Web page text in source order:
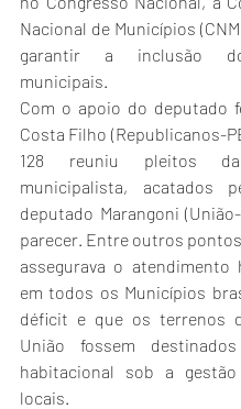
Nacional de Municípios
garantir a inclusão
municipais.
Com o apoio do deputado
Costa Filho (Republicanos-
128 reuniu pleitos
municipalista, acatados
deputado Marangoni
parecer. Entre outros
assegurava o atendimento
em todos os Municípios
déficit e que os terrenos
União fossem
habitacional sob a
locais.